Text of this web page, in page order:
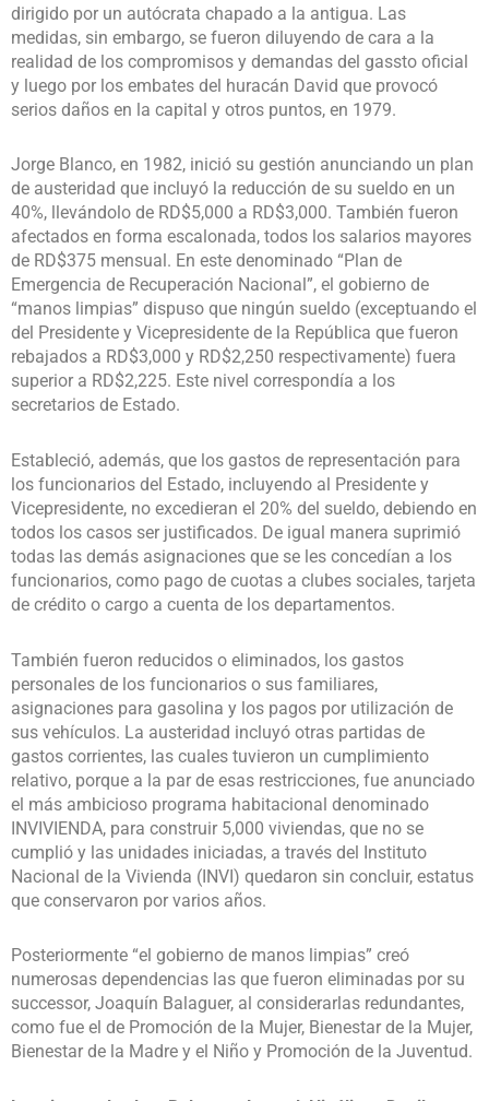
dirigido por un autócrata chapado a la antigua. Las
medidas, sin embargo, se fueron diluyendo de cara a la
realidad de los compromisos y demandas del gassto oficial
y luego por los embates del huracán David que provocó
serios daños en la capital y otros puntos, en 1979.
Jorge Blanco, en 1982, inició su gestión anunciando un plan
de austeridad que incluyó la reducción de su sueldo en un
40%, llevándolo de RD$5,000 a RD$3,000. También fueron
afectados en forma escalonada, todos los salarios mayores
de RD$375 mensual. En este denominado “Plan de
Emergencia de Recuperación Nacional”, el gobierno de
“manos limpias” dispuso que ningún sueldo (exceptuando el
del Presidente y Vicepresidente de la República que fueron
rebajados a RD$3,000 y RD$2,250 respectivamente) fuera
superior a RD$2,225. Este nivel correspondía a los
secretarios de Estado.
Estableció, además, que los gastos de representación para
los funcionarios del Estado, incluyendo al Presidente y
Vicepresidente, no excedieran el 20% del sueldo, debiendo en
todos los casos ser justificados. De igual manera suprimió
todas las demás asignaciones que se les concedían a los
funcionarios, como pago de cuotas a clubes sociales, tarjeta
de crédito o cargo a cuenta de los departamentos.
También fueron reducidos o eliminados, los gastos
personales de los funcionarios o sus familiares,
asignaciones para gasolina y los pagos por utilización de
sus vehículos. La austeridad incluyó otras partidas de
gastos corrientes, las cuales tuvieron un cumplimiento
relativo, porque a la par de esas restricciones, fue anunciado
el más ambicioso programa habitacional denominado
INVIVIENDA, para construir 5,000 viviendas, que no se
cumplió y las unidades iniciadas, a través del Instituto
Nacional de la Vivienda (INVI) quedaron sin concluir, estatus
que conservaron por varios años.
Posteriormente “el gobierno de manos limpias” creó
numerosas dependencias las que fueron eliminadas por su
successor, Joaquín Balaguer, al considerarlas redundantes,
como fue el de Promoción de la Mujer, Bienestar de la Mujer,
Bienestar de la Madre y el Niño y Promoción de la Juventud.